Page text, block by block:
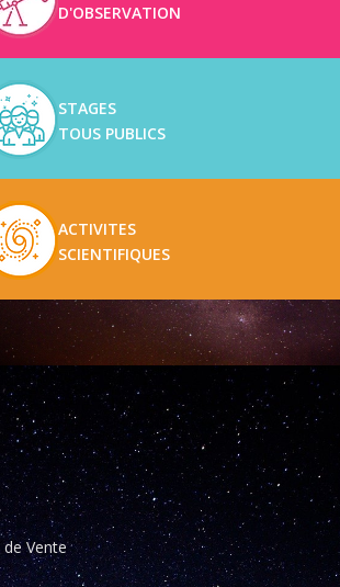
D'OBSERVATION
STAGES
TOUS PUBLICS
ACTIVITES
SCIENTIFIQUES
Vente